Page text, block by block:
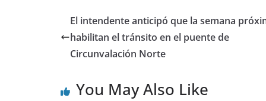
El intendente anticipó que la semana
habilitan el tránsito en el puente de
Circunvalación Norte
You May Also Like